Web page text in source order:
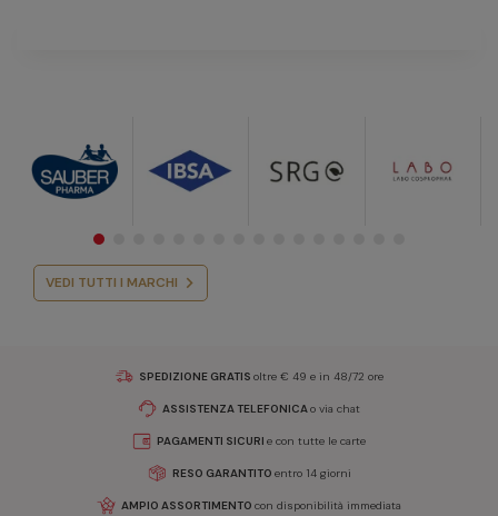
VEDI TUTTI I MARCHI
SPEDIZIONE GRATIS oltre € 49 e in 48/72 ore
ASSISTENZA TELEFONICAo via chat
PAGAMENTI SICURI e con tutte le carte
RESO GARANTITO entro 14 giorni
AMPIO ASSORTIMENTO con disponibilità immediata